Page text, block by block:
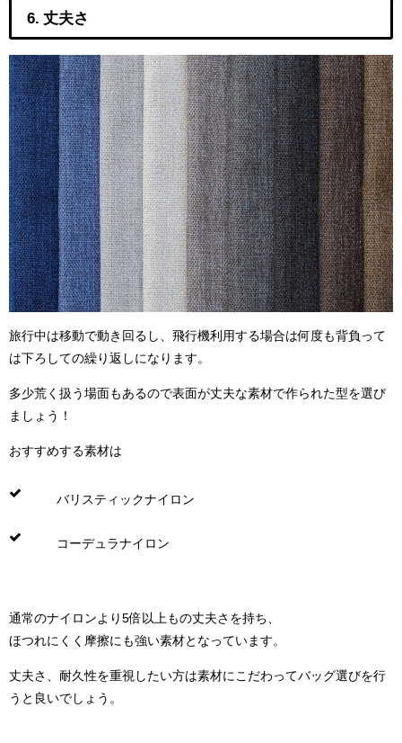
6. 丈夫さ
旅行中は移動で動き回るし、飛行機利用する場合は何度も背負って
は下ろしての繰り返しになります。
多少荒く扱う場面もあるので表面が丈夫な素材で作られた型を選び
ましょう！
おすすめする素材は
バリスティックナイロン
コーデュラナイロン
通常のナイロンより5倍以上もの丈夫さを持ち、
ほつれにくく摩擦にも強い素材となっています。
丈夫さ、耐久性を重視したい方は素材にこだわってバッグ選びを行
うと良いでしょう。